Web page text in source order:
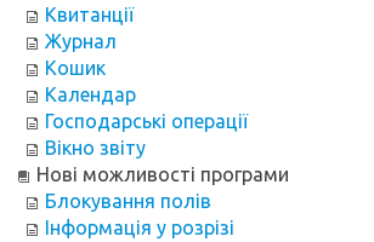
Квитанції
Журнал
Кошик
Календар
Господарські операції
Вікно звіту
Нові можливості програми
Блокування полів
Інформація у розрізі